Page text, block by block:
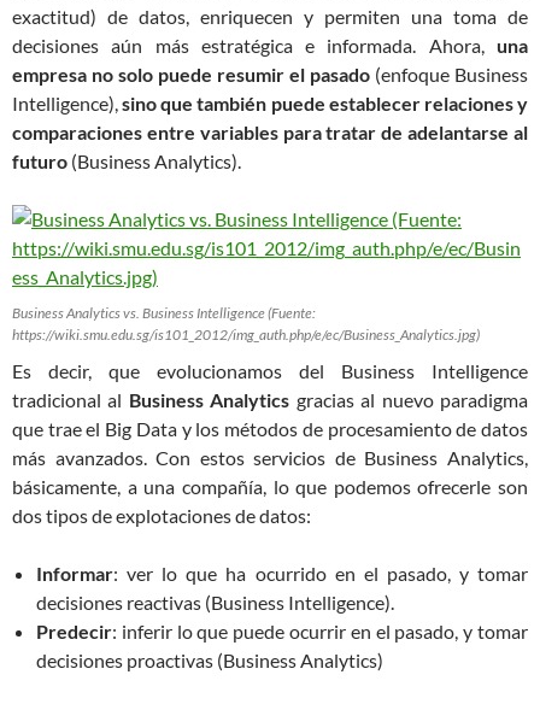
exactitud) de datos, enriquecen y permiten una toma de
decisiones aún más estratégica e informada. Ahora,una
empresa no solo puede resumir el pasado (enfoque Business
Intelligence),sino que también puede establecer relaciones y
comparaciones entre variables para tratar de adelantarse al
futuro (Business Analytics).
Business Analytics vs. Business Intelligence (Fuente:
https://wiki.smu.edu.sg/is101_2012/img_auth.php/e/ec/Business_Analytics.jpg)
Es decir, que evolucionamos del Business Intelligence
tradicional al Business Analytics gracias al nuevo paradigma
que trae el Big Data y los métodos de procesamiento de datos
más avanzados. Con estos servicios de Business Analytics,
básicamente, a una compañía, lo que podemos ofrecerle son
dos tipos de explotaciones de datos:
Informar: ver lo que ha ocurrido en el pasado, y tomar
decisiones reactivas (Business Intelligence).
Predecir: inferir lo que puede ocurrir en el pasado, y tomar
decisiones proactivas (Business Analytics)